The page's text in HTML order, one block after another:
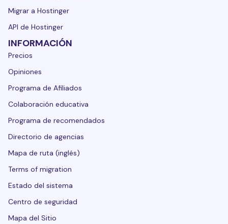
Migrar a Hostinger
API de Hostinger
INFORMACIÓN
Precios
Opiniones
Programa de Afiliados
Colaboración educativa
Programa de recomendados
Directorio de agencias
Mapa de ruta (inglés)
Terms of migration
Estado del sistema
Centro de seguridad
Mapa del Sitio